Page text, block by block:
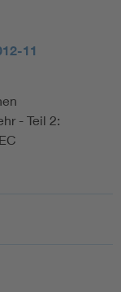
11
- Teil 2: